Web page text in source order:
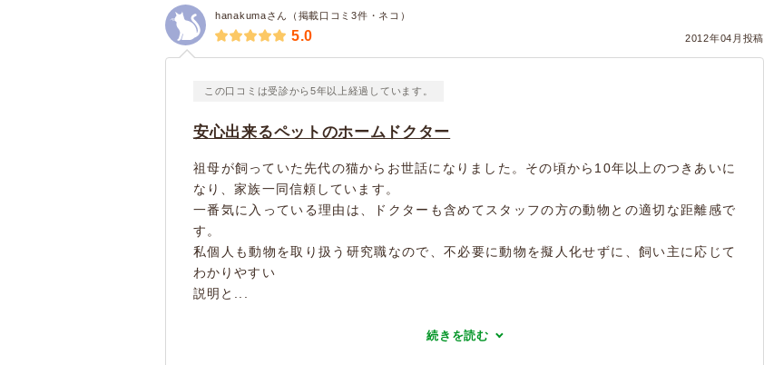
hanakumaさん（掲載口コミ3件・ネコ）
2012年04月投稿
5.0
この口コミは受診から5年以上経過しています。
安心出来るペットのホームドクター
祖母が飼っていた先代の猫からお世話になりました。その頃から10年以上のつきあいに
なり、家族一同信頼しています。
一番気に入っている理由は、ドクターも含めてスタッフの方の動物との適切な距離感で
す。
私個人も動物を取り扱う研究職なので、不必要に動物を擬人化せずに、飼い主に応じて
わかりやすい
説明と...
続きを読む